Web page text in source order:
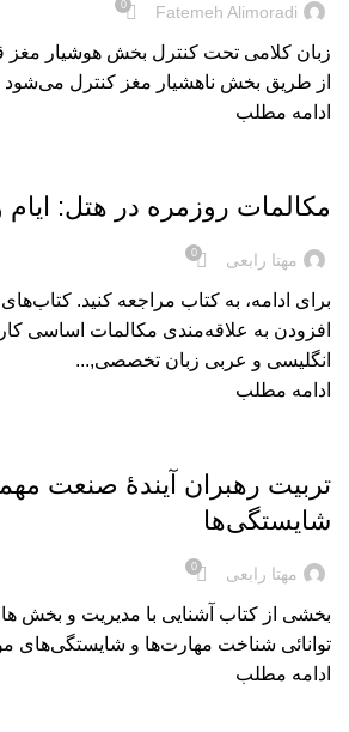
Fatemeh Alimoradi
0
زبان کلامی تحت کنترل بخش هوشیار مغز
از طریق بخش ناهشیار مغز کنترل می‌شود
ادامه مطلب
مکالمات روزمره در هتل: ایام
مهتا رابعی 0
برای ادامه، به کتاب مراجعه کنید.
افزودن به علاقه‌مندی مکالمات ‌اساسی
انگلیسی ‌و ‌عربی زبان تخصصی,...
ادامه مطلب
تربیت رهبران آیندۀ صنعت
شایستگی‌ها
مهتا رابعی 0
بخشی از کتاب آشنایی با مدیریت و بخش
توانائی شناخت مهارت‌ها و شایستگی‌های
ادامه مطلب